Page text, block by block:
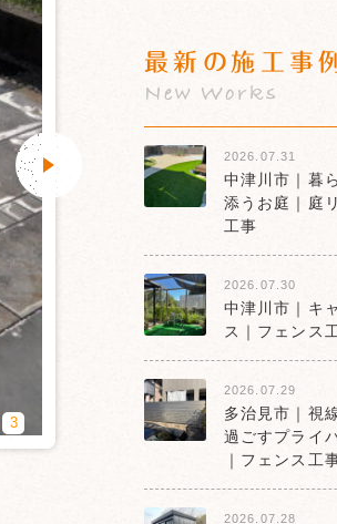
3
最新の施工事
New Works
2026.07.31
中津川市｜暮
添うお庭｜庭
工事
2026.07.30
中津川市｜キ
ス｜フェンス
2026.07.29
多治見市｜視
過ごすプライ
｜フェンス工
2026.07.28